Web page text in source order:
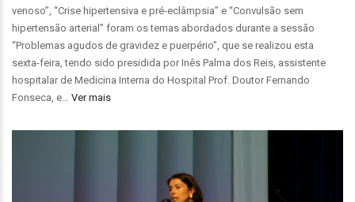
venoso”, “Crise hipertensiva e pré-eclâmpsia” e “Convulsão sem
hipertensão arterial” foram os temas abordados durante a sessão
“Problemas agudos de gravidez e puerpério”, que se realizou esta
sexta-feira, tendo sido presidida por Inês Palma dos Reis, assistente
hospitalar de Medicina Interna do Hospital Prof. Doutor Fernando
Fonseca, e… Ver mais